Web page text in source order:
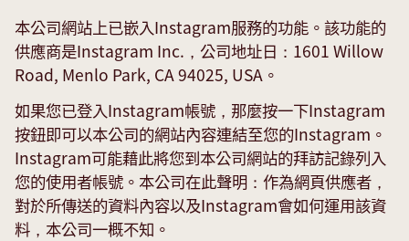
本公司網站上已嵌入Instagram服務的功能。該功能的
供應商是Instagram Inc.，公司地址日：1601 Willow
Road, Menlo Park, CA 94025, USA。
如果您已登入Instagram帳號，那麼按一下Instagram
按鈕即可以本公司的網站內容連結至您的Instagram。
Instagram可能藉此將您到本公司網站的拜訪記錄列入
您的使用者帳號。本公司在此聲明：作為網頁供應者，
對於所傳送的資料內容以及Instagram會如何運用該資
料，本公司一概不知。